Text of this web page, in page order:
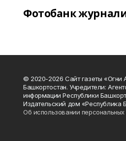
Фотобанк
© 2020-2026 Сайт газеты «Огни
Башкортостан. Учредители:
информации Республики
Издательский дом «Республика
Об использовании персональных